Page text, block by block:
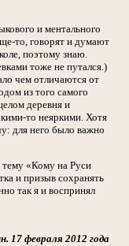
и ментального
то, говорят и думают
поэтому знаю.
тоже не путался.)
чем отличаются от
из того самого
деревня и
то неяркими. Хотя
для него было важно
«Кому на Руси
и призыв сохранять
так я и воспринял
17 февраля 2012 года